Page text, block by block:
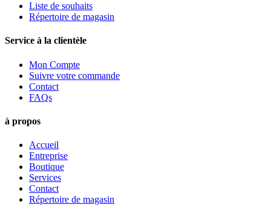
Liste de souhaits
Répertoire de magasin
Service à la clientèle
Mon Compte
Suivre votre commande
Contact
FAQs
à propos
Accueil
Entreprise
Boutique
Services
Contact
Répertoire de magasin